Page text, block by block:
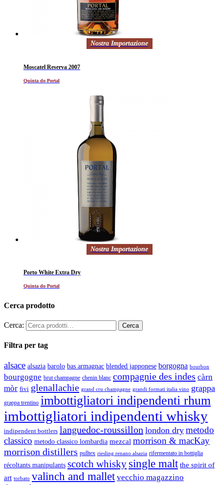
Nostra Importazione
Moscatel Reserva 2007
Quinta do Portal
Nostra Importazione
Porto White Extra Dry
Quinta do Portal
Cerca prodotto
Cerca:
Filtra per tag
alsace alsazia barolo bas armagnac blended japponese borgogna bourbon
bourgogne brut champagne chenin blanc compagnie des indes càrn
mòr fivi glenallachie grand cru champagne grandi formati italia vino grappa
grappa trentino imbottigliatori indipendenti rhum
imbottigliatori indipendenti whisky
indipendent bottlers languedoc-roussillon london dry metodo
classico metodo classico lombardia mezcal morrison & macKay
morrison distillers pulltex riesling renano alsazia rifermentato in bottiglia
récoltants manipulants scotch whisky single malt the spirit of
art torbato valinch and mallet vecchio magazzino